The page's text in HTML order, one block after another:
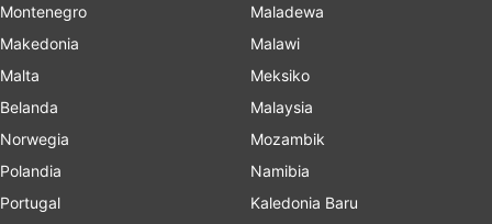
Montenegro
Makedonia
Malta
Belanda
Norwegia
Polandia
Portugal
Maladewa
Malawi
Meksiko
Malaysia
Mozambik
Namibia
Kaledonia Baru